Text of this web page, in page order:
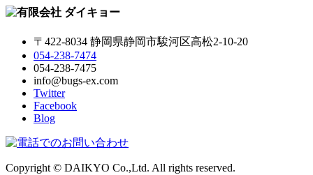
〒422-8034 静岡県静岡市駿河区高松2-10-20
054-238-7474
054-238-7475
info@bugs-ex.com
Twitter
Facebook
Blog
Copyright © DAIKYO Co.,Ltd. All rights reserved.